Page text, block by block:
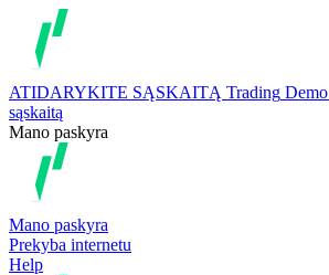
ATIDARYKITE SĄSKAITĄ Trading Demo
sąskaitą
Mano paskyra
Mano paskyra
Prekyba internetu
Help